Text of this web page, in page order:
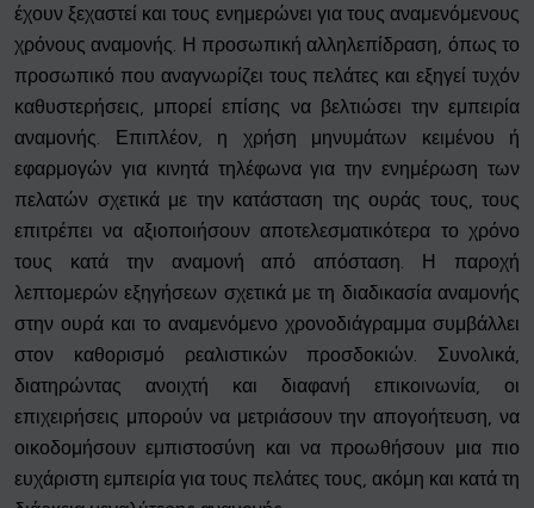
έχουν ξεχαστεί και τους ενημερώνει για τους αναμενόμενους
χρόνους αναμονής. Η προσωπική αλληλεπίδραση, όπως το
προσωπικό που αναγνωρίζει τους πελάτες και εξηγεί τυχόν
καθυστερήσεις, μπορεί επίσης να βελτιώσει την εμπειρία
αναμονής. Επιπλέον, η χρήση μηνυμάτων κειμένου ή
εφαρμογών για κινητά τηλέφωνα για την ενημέρωση των
πελατών σχετικά με την κατάσταση της ουράς τους, τους
επιτρέπει να αξιοποιήσουν αποτελεσματικότερα το χρόνο
τους κατά την αναμονή από απόσταση. Η παροχή
λεπτομερών εξηγήσεων σχετικά με τη διαδικασία αναμονής
στην ουρά και το αναμενόμενο χρονοδιάγραμμα συμβάλλει
στον καθορισμό ρεαλιστικών προσδοκιών. Συνολικά,
διατηρώντας ανοιχτή και διαφανή επικοινωνία, οι
επιχειρήσεις μπορούν να μετριάσουν την απογοήτευση, να
οικοδομήσουν εμπιστοσύνη και να προωθήσουν μια πιο
ευχάριστη εμπειρία για τους πελάτες τους, ακόμη και κατά τη